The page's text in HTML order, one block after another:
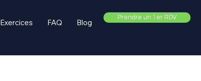
Exercices FAQ Blog
Prendre un 1er RDV